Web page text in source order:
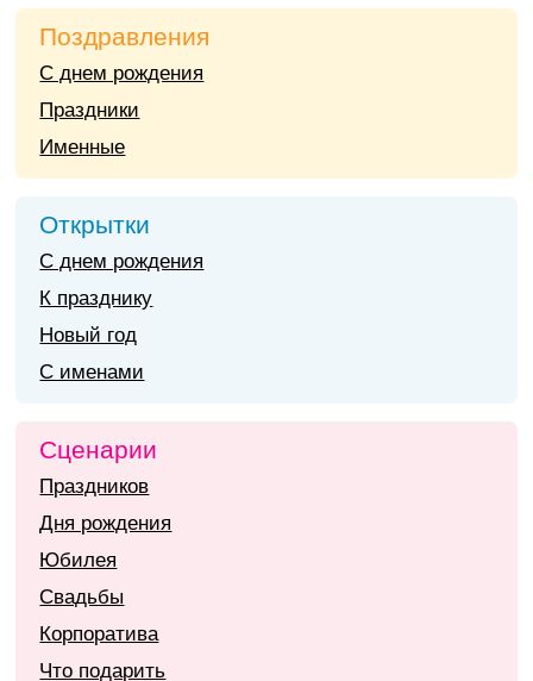
Поздравления
С днем рождения
Праздники
Именные
Открытки
С днем рождения
К празднику
Новый год
С именами
Сценарии
Праздников
Дня рождения
Юбилея
Свадьбы
Корпоратива
Что подарить